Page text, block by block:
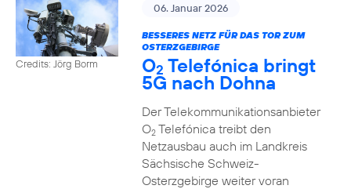
Credits: Jörg Borm
06. Januar 2026
BESSERES NETZ FÜR DAS TOR ZUM
OSTERZGEBIRGE
O2 Telefónica bringt
5G nach Dohna
Der Telekommunikationsanbieter
O2Telefónica treibt den
Netzausbau auch im Landkreis
Sächsische Schweiz-
Osterzgebirge weiter voran